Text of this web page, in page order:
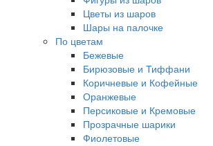
Цветы из шаров
Шары на палочке
По цветам
Бежевые
Бирюзовые и Тиффани
Коричневые и Кофейные
Оранжевые
Персиковые и Кремовые
Прозрачные шарики
Фиолетовые